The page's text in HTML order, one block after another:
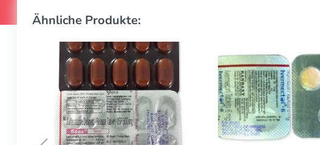
Ähnliche Produkte: